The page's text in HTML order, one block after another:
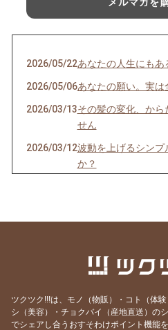
メルマガを
2026/05/22あなたの人生にもあ
2026/05/06あなたの願い。実は
2026/03/13その髪の変化、から
せん
2026/03/12波動を上げるシンプ
か？
さかの展開に…」
ルー」の年
2025/06/21一流の人は人の心を
ツクツク!!!は、モノ（物販）・コト（体
シ（美容）・チョクバイ（産地直送）の
でシェアし合うおすそわけポイント機能